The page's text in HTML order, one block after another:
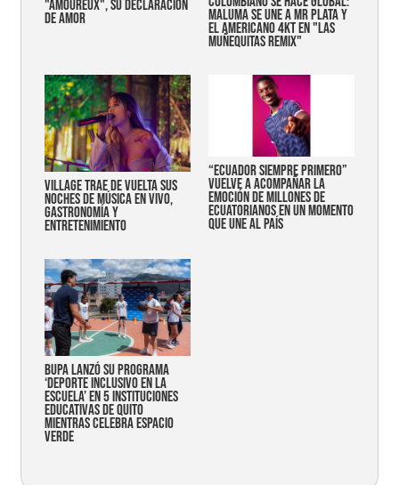
"AMOUREUX", SU DECLARACIÓN
DE AMOR MALUMA SE UNE A MR PLATA Y
EL AMERICANO 4KT EN "LAS
MUÑEQUITAS REMIX"
Village trae de vuelta sus
noches de música en vivo,
gastronomía y
entretenimiento
“Ecuador siempre primero”
vuelve a acompañar la
emoción de millones de
ecuatorianos en un momento
que une al país
Bupa lanzó su programa
‘Deporte Inclusivo en la
Escuela’ en 5 instituciones
educativas de Quito
mientras celebra espacio
verde